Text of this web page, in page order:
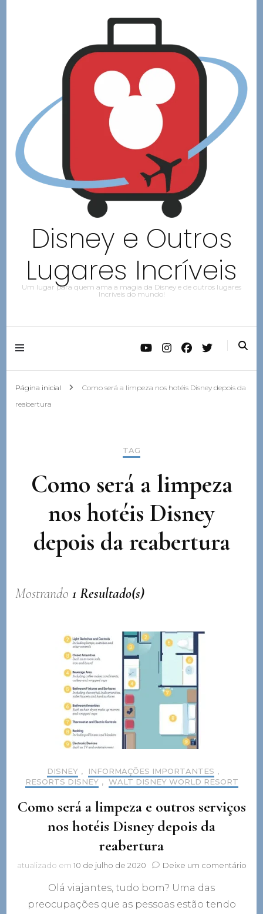
Disney e Outros
Lugares Incríveis
Um lugar para quem ama a magia da Disney e de outros lugares
Incríveis do mundo!
Página inicial
Como será a limpeza nos hotéis Disney depois da
reabertura
TAG
Como será a limpeza
nos hotéis Disney
depois da reabertura
Mostrando1 Resultado(s)
DISNEY , INFORMAÇÕES IMPORTANTES ,
RESORTS DISNEY , WALT DISNEY WORLD RESORT
Como será a limpeza e outros serviços
nos hotéis Disney depois da
reabertura
atualizado em 10 de julho de 2020 Deixe um comentárioem
Olá viajantes, tudo bom? Uma das
preocupações que as pessoas estão tendo